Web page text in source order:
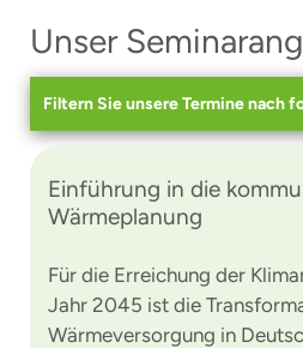
Unser
Filtern Sie unsere Termine nach
Einführung in die
Wärmeplanung
Für die Erreichung der
Jahr 2045 ist die
Wärmeversorgung in